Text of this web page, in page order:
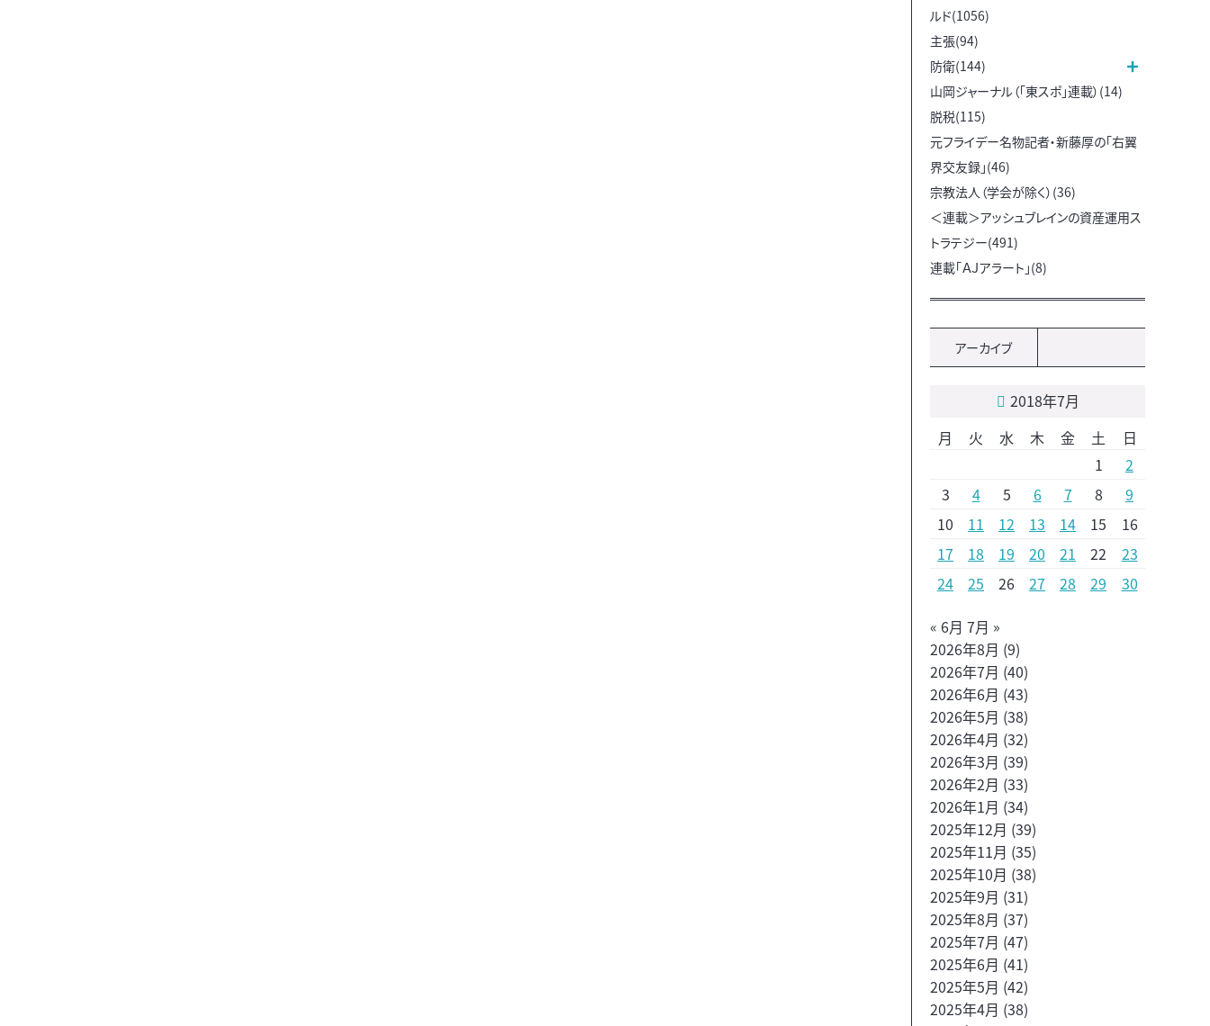
ルド(1056)
主張(94)
防衛(144)
山岡ジャーナル（「東スポ」連載）(14)
脱税(115)
元フライデー名物記者・新藤厚の「右翼
界交友録」(46)
宗教法人（学会が除く）(36)
＜連載＞アッシュブレインの資産運用ス
トラテジー(491)
連載「ＡＪアラート」(8)
アーカイブ
2018年7月
月
火 水 木 金 土
日
1
2
3
4 5 6 7 8
9
10
11 12 13 14 15
16
17
18 19 20 21 22
23
24
25 26 27 28 29
30
« 6月 7月 »
2026年8月 (9)
2026年7月 (40)
2026年6月 (43)
2026年5月 (38)
2026年4月 (32)
2026年3月 (39)
2026年2月 (33)
2026年1月 (34)
2025年12月 (39)
2025年11月 (35)
2025年10月 (38)
2025年9月 (31)
2025年8月 (37)
2025年7月 (47)
2025年6月 (41)
2025年5月 (42)
2025年4月 (38)